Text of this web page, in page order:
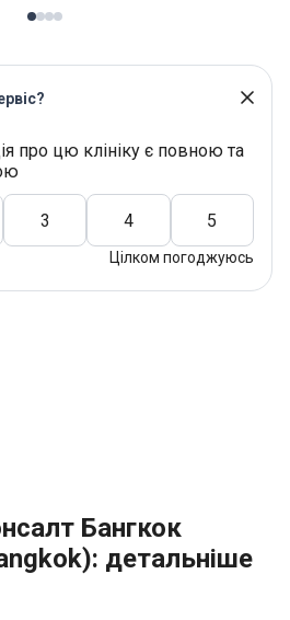
про цю клініку є повною та
3 4 5
Цілком погоджуюсь
Бангкок
детальніше